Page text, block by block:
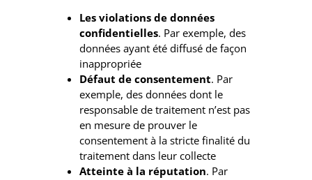
Les violations de données
confidentielles. Par exemple, des
données ayant été diffusé de façon
inappropriée
Défaut de consentement. Par
exemple, des données dont le
responsable de traitement n’est pas
en mesure de prouver le
consentement à la stricte finalité du
traitement dans leur collecte
Atteinte à la réputation. Par